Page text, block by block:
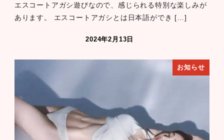
エスコートアガシ遊びなので、感じられる特別な楽しみが
あります。 エスコートアガシとは日本語ができ […]
2024年2月13日
お知らせ